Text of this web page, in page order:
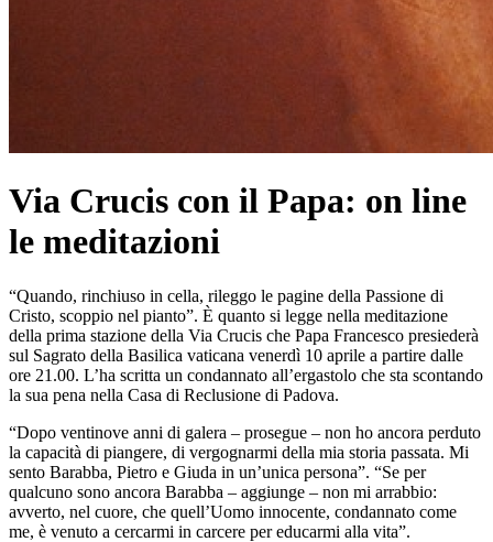
Via Crucis con il Papa: on line
le meditazioni
“Quando, rinchiuso in cella, rileggo le pagine della Passione di
Cristo, scoppio nel pianto”. È quanto si legge nella meditazione
della prima stazione della Via Crucis che Papa Francesco presiederà
sul Sagrato della Basilica vaticana venerdì 10 aprile a partire dalle
ore 21.00. L’ha scritta un condannato all’ergastolo che sta scontando
la sua pena nella Casa di Reclusione di Padova.
“Dopo ventinove anni di galera – prosegue – non ho ancora perduto
la capacità di piangere, di vergognarmi della mia storia passata. Mi
sento Barabba, Pietro e Giuda in un’unica persona”. “Se per
qualcuno sono ancora Barabba – aggiunge – non mi arrabbio:
avverto, nel cuore, che quell’Uomo innocente, condannato come
me, è venuto a cercarmi in carcere per educarmi alla vita”.